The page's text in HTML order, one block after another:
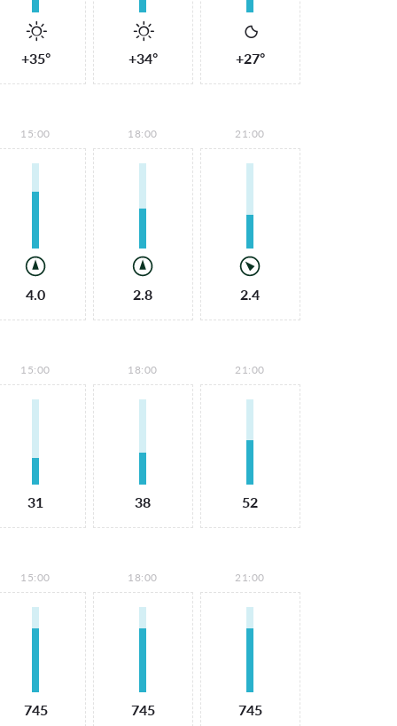
+35° +34° +27°
15:00
4.0
18:00
2.8
21:00
2.4
15:00
31
18:00
38
21:00
52
15:00
745
18:00
745
21:00
745